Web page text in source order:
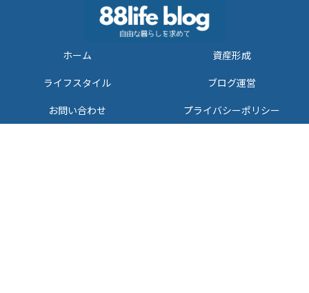
ホーム
資産形成
ライフスタイル
ブログ運営
お問い合わせ
プライバシーポリシー